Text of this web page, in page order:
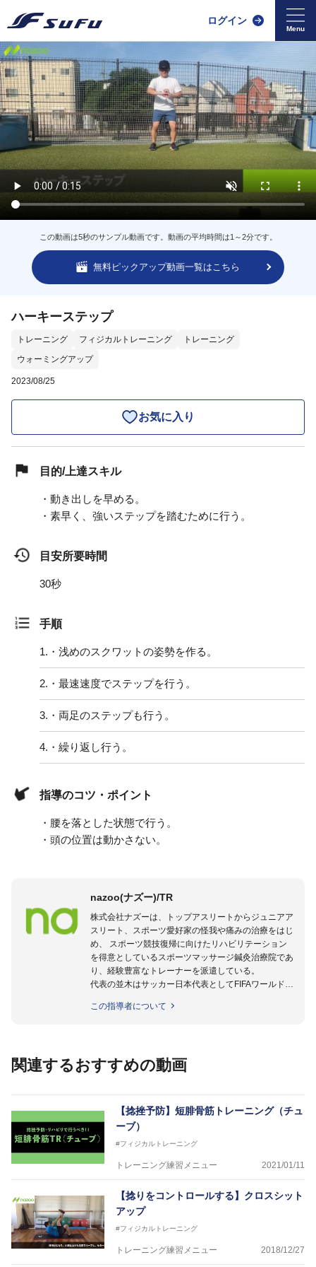
ログイン
この動画は5秒のサンプル動画です。動画の平均時間は1～2分です。
無料ピックアップ動画一覧はこちら
ハーキーステップ
トレーニング フィジカルトレーニング
トレーニング
ウォーミングアップ
2023/08/25
お気に入り
目的/上達スキル
・動き出しを早める。
・素早く、強いステップを踏むために行う。
目安所要時間
30秒
手順
1. ・浅めのスクワットの姿勢を作る。
2. ・最速速度でステップを行う。
3. ・両足のステップも行う。
4. ・繰り返し行う。
指導のコツ・ポイント
・腰を落とした状態で行う。
・頭の位置は動かさない。
nazoo(ナズー)/TR
株式会社ナズーは、トップアスリートからジュニアア
スリート、スポーツ愛好家の怪我や痛みの治療をはじ
め、 スポーツ競技復帰に向けたリハビリテーション
を得意としているスポーツマッサージ鍼灸治療院であ
り、経験豊富なトレーナーを派遣している。
代表の並木はサッカー日本代表としてFIFAワールドカ
のほかU-23日本代表のアスレティックトレーナーと
世代のサッカーを中心に、WJBL、社会人ラグビー、
を派遣している。
さらには講演会やセミナー、専門学校などの教育機関
に講師を派遣するなど後進育成にも力を入れている。
「一人一人の健康な人生をサポートする」を企業理念
として掲げ、世の中の人々の『健康』をあらゆる方向
からサポートし、一人一人の「楽しく、豊かに、生き
ている。
この指導者について
関連するおすすめの動画
【捻挫予防】短腓骨筋トレーニング（チュ
ーブ）
#フィジカルトレーニング
トレーニング練習メニュー 2021/01/11
【捻りをコントロールする】クロスシット
アップ
#フィジカルトレーニング
トレーニング練習メニュー 2018/12/27